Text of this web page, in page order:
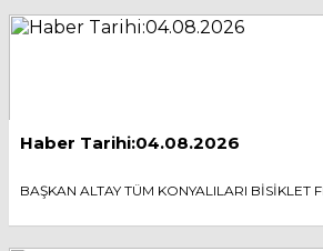
Haber Tarihi:04.08.2026
BAŞKAN ALTAY TÜM KONYALILARI BİSİKLET